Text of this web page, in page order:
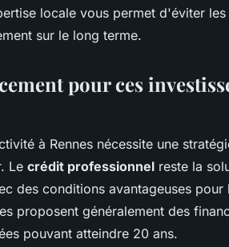
locale vous permet d'éviter
sur le long terme.
pour ces
à Rennes nécessite une
Le crédit professionnel reste la
des conditions avantageuses
proposent généralement des
pouvant atteindre 20 ans.